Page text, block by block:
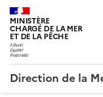
MINISTÈRE
CHARGÉ DE LA MER
ET DE LA PÊCHE
Direction de la